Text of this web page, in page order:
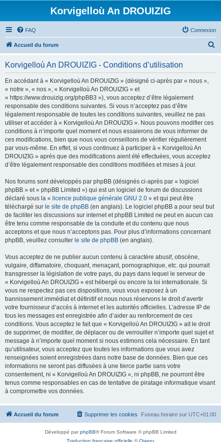
Korvigelloù An DROUIZIG
FAQ Connexion
Accueil du forum
Korvigelloù An DROUIZIG - Conditions d’utilisation
En accédant à « Korvigelloù An DROUIZIG » (désigné ci-après par « nous »,
« notre », « nos », « Korvigelloù An DROUIZIG » et
« https://www.drouizig.org/phpBB3 »), vous acceptez d’être légalement
responsable des conditions suivantes. Si vous n’acceptez pas d’être
légalement responsable de toutes les conditions suivantes, veuillez ne pas
utiliser et accéder à « Korvigelloù An DROUIZIG ». Nous pouvons modifier ces
conditions à n’importe quel moment et nous essaierons de vous informer de
ces modifications, bien que nous vous conseillons de vérifier régulièrement
par vous-même. En effet, si vous continuez à participer à « Korvigelloù An
DROUIZIG » après que des modifications aient été effectuées, vous acceptez
d’être légalement responsable des conditions modifiées et mises à jour.
Nos forums sont développés par phpBB (désignés ci-après par « logiciel
phpBB » et « phpBB Limited ») qui est un logiciel de forum de discussions
déclaré sous la « licence publique générale GNU 2.0 » et qui peut être
téléchargé sur le site de phpBB (en anglais). Le logiciel phpBB a pour seul but
de faciliter les discussions sur internet et phpBB Limited ne peut en aucun cas
être tenu comme responsable de la conduite et du contenu que nous
acceptons et que nous n’acceptons pas. Pour plus d’informations concernant
phpBB, veuillez consulter le site de phpBB (en anglais).
Vous acceptez de ne publier aucun contenu à caractère abusif, obscène,
vulgaire, diffamatoire, choquant, menaçant, pornographique, etc. qui pourrait
transgresser la législation de votre pays, du pays dans lequel le serveur de
« Korvigelloù An DROUIZIG » est hébergé ou encore la loi internationale. Si
vous ne respectez pas ces dispositions, vous vous exposez à un
bannissement immédiat et définitif et nous nous réservons le droit d’avertir
votre fournisseur d’accès à internet et les autorités officielles. L’adresse IP de
tous les messages est enregistrée afin d’aider au renforcement de ces
conditions. Vous acceptez le fait que « Korvigelloù An DROUIZIG » ait le droit
de supprimer, de modifier, de déplacer ou de verrouiller n’importe quel sujet et
message à n’importe quel moment si nous estimons cela nécessaire. En tant
qu’utilisateur, vous acceptez que toutes les informations que vous avez
renseignées soient enregistrées dans notre base de données. Bien que ces
informations ne seront pas diffusées à une tierce partie sans votre
consentement, ni « Korvigelloù An DROUIZIG », ni phpBB, ne pourront être
tenus comme responsables en cas de tentative de piratage informatique visant
à compromettre vos données.
Accueil du forum Fuseau horaire sur UTC+01:00
Supprimer les cookies
Développé parphpBB® Forum Software © phpBB Limited
Traduction française officielle ©Qiaeru